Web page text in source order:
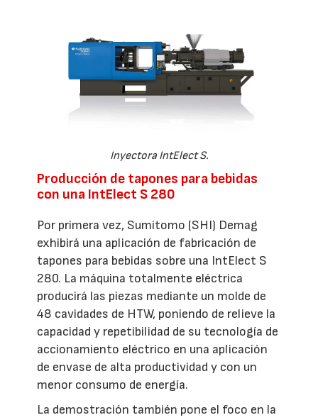
Inyectora IntElect S.
Producción de tapones para bebidas
con una IntElect S 280
Por primera vez, Sumitomo (SHI) Demag
exhibirá una aplicación de fabricación de
tapones para bebidas sobre una IntElect S
280. La máquina totalmente eléctrica
producirá las piezas mediante un molde de
48 cavidades de HTW, poniendo de relieve la
capacidad y repetibilidad de su tecnología de
accionamiento eléctrico en una aplicación
de envase de alta productividad y con un
menor consumo de energía.
La demostración también pone el foco en la